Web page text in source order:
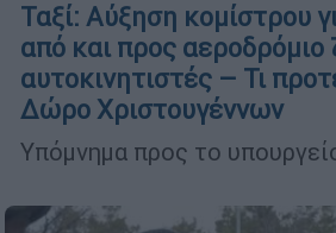
Ταξί: Αύξηση κομίστρου
από και προς αεροδρόμιο
αυτοκινητιστές – Τι
Δώρο Χριστουγέννων
Υπόμνημα προς το